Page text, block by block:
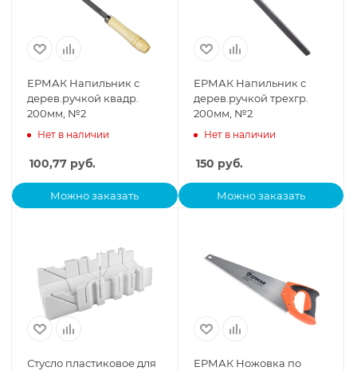
ЕРМАК Напильник с
дерев.ручкой квадр.
200мм, №2
Нет в наличии
100,77 руб.
Можно заказать
ЕРМАК Напильник с
дерев.ручкой трехгр.
200мм, №2
Нет в наличии
150 руб.
Можно заказать
Стусло пластиковое для
ЕРМАК Ножовка по